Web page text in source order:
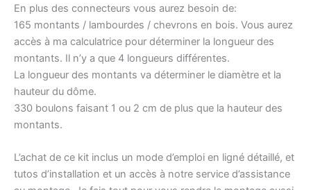
En plus des connecteurs vous aurez besoin de:
165 montants / lambourdes / chevrons en bois. Vous aurez
accès à ma calculatrice pour déterminer la longueur des
montants. Il n’y a que 4 longueurs différentes.
La longueur des montants va déterminer le diamètre et la
hauteur du dôme.
330 boulons faisant 1 ou 2 cm de plus que la hauteur des
montants.
L’achat de ce kit inclus un mode d’emploi en ligné détaillé, et
tutos d’installation et un accès à notre service d’assistance